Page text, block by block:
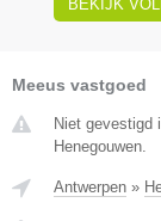
BEKIJK
Meeus vastgoed
Niet gevestigd
Henegouwen.
Antwerpen »